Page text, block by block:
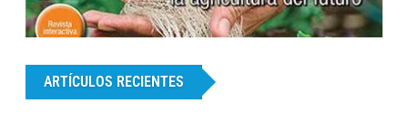
ARTÍCULOS RECIENTES